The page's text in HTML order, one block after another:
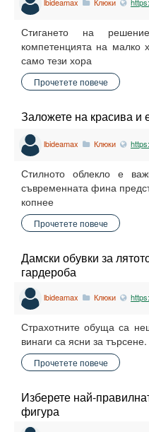
Стигането на
компетенцията на малко
само тези хора
Прочетете повече
Заложете на красива и
lbideamax Клюки
Стилното облекло е
съвременната фина
копнее
Прочетете повече
Дамски обувки за
гардероба
lbideamax Клюки
Страхотните обуща са
винаги са ясни за
Прочетете повече
Изберете най-
фигура